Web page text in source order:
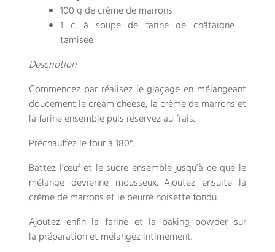
100 g de crème de marrons
1 c. à soupe de farine de châtaigne
tamisée
Description
Commencez par réalisez le glaçage en mélangeant
doucement le cream cheese, la crème de marrons et
la farine ensemble puis réservez au frais.
Préchauffez le four à 180°.
Battez l’œuf et le sucre ensemble jusqu’à ce que le
mélange devienne mousseux. Ajoutez ensuite la
crème de marrons et le beurre noisette fondu.
Ajoutez enfin la farine et la baking powder sur
la préparation et mélangez intimement.